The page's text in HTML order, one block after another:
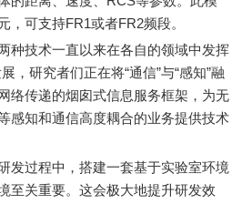
，可支持FR1或者FR2频段。
技术一直以来在各自的领域中发挥
，研究者们正在将“通信”与“感知”融
络传递的烟囱式信息服务框架，为无
感知和通信高度耦合的业务提供技术
过程中，搭建一套基于实验室环境
至关重要。这会极大地提升研发效